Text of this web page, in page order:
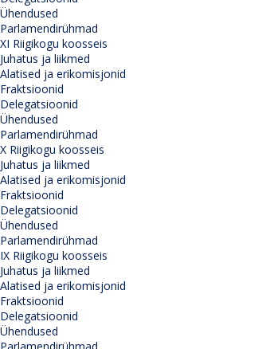
Ühendused
Parlamendirühmad
XI Riigikogu koosseis
Juhatus ja liikmed
Alatised ja erikomisjonid
Fraktsioonid
Delegatsioonid
Ühendused
Parlamendirühmad
X Riigikogu koosseis
Juhatus ja liikmed
Alatised ja erikomisjonid
Fraktsioonid
Delegatsioonid
Ühendused
Parlamendirühmad
IX Riigikogu koosseis
Juhatus ja liikmed
Alatised ja erikomisjonid
Fraktsioonid
Delegatsioonid
Ühendused